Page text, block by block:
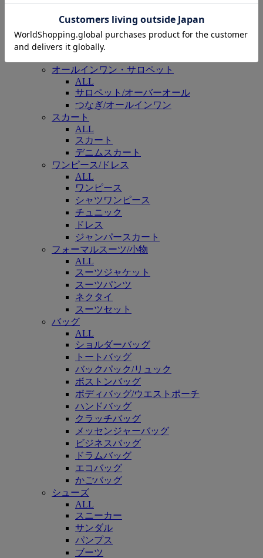
チノパンツ
スラックス
スウェットパンツ
オールインワン・サロペット
ALL
サロペット/オーバーオール
つなぎ/オールインワン
スカート
ALL
スカート
デニムスカート
ワンピース/ドレス
ALL
ワンピース
シャツワンピース
チュニック
ドレス
ジャンパースカート
フォーマルスーツ/小物
ALL
スーツジャケット
スーツパンツ
ネクタイ
スーツセット
バッグ
ALL
ショルダーバッグ
トートバッグ
バックパック/リュック
ボストンバッグ
ボディバッグ/ウエストポーチ
ハンドバッグ
クラッチバッグ
メッセンジャーバッグ
ビジネスバッグ
ドラムバッグ
エコバッグ
かごバッグ
シューズ
ALL
スニーカー
サンダル
パンプス
ブーツ